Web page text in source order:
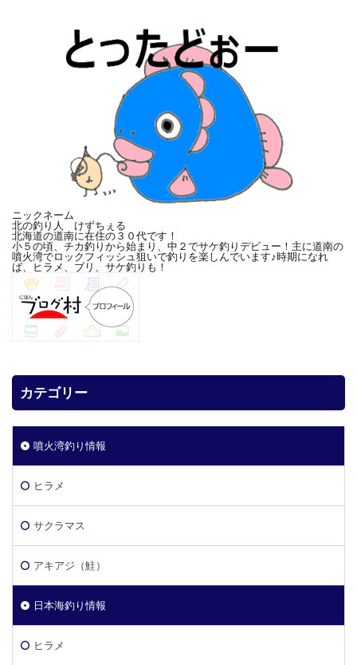
ニックネーム
北の釣り人 けずちぇる
北海道の道南に在住の３０代です！
小５の頃、チカ釣りから始まり、中２でサケ釣りデビュー！主に道南の
噴火湾でロックフィッシュ狙いで釣りを楽しんでいます♪時期になれ
ば、ヒラメ、ブリ、サケ釣りも！
カテゴリー
噴火湾釣り情報
ヒラメ
サクラマス
アキアジ（鮭）
日本海釣り情報
ヒラメ